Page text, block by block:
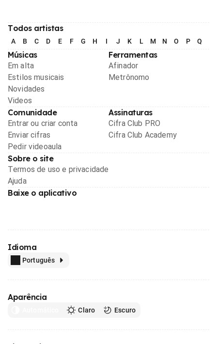
Todos artistas
A B C D E F G H I J K L M N O P Q
Músicas
Em alta
Estilos musicais
Novidades
Videos
Ferramentas
Afinador
Metrônomo
Comunidade
Entrar ou criar conta
Enviar cifras
Pedir videoaula
Assinaturas
Cifra Club PRO
Cifra Club Academy
Sobre o site
Termos de uso e privacidade
Ajuda
Baixe o aplicativo
Idioma
Português
Aparência
Claro Escuro